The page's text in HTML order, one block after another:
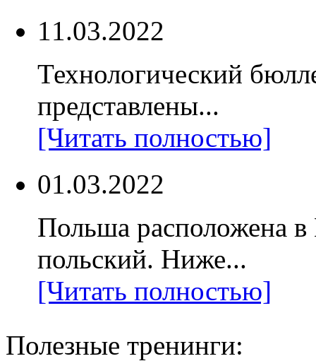
11.03.2022
Технологический
представлены...
[Читать полностью]
01.03.2022
Польша расположена
польский. Ниже...
[Читать полностью]
Полезные тренинги: